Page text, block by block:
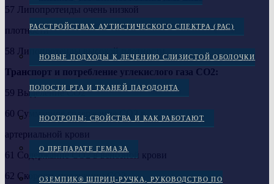
РАССТРОЙСТВАХ АУТИСТИЧЕСКОГО СПЕКТРА (РАС)
НОВЫЕ ПОДХОДЫ К ЛЕЧЕНИЮ СЛИЗИСТОЙ ОБОЛОЧКИ
ПОЛОСТИ РТА И ТКАНЕЙ ПАРОДОНТА
НООТРОПЫ: СВОЙСТВА И КАК РАБОТАЮТ
О ПРЕПАРАТЕ ГЕМАЗА
ОЗЕМПИК® ШПРИЦ-РУЧКА, РУКОВОДСТВО ПО
57 Липопротеиды очень низкой
плотности
58 Липопротеиды высокой плотности
Транспорт и потребление углекислого газа СО2:
59 Выделение СО2
60 Суммарное содержание СО2 в
артериальной крови
61 Содержание СО2 в венозной крови
62 Скорость продукции СО2